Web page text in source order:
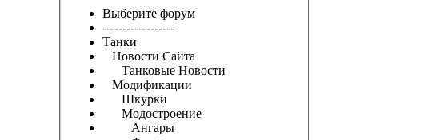
Выберите форум
------------------
Танки
Новости Сайта
Танковые Новости
Модификации
Шкурки
Модостроение
Ангары